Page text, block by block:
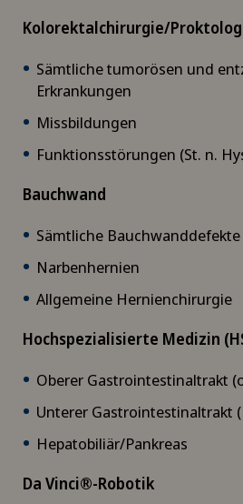
Kolorektalchirurgie/
Sämtliche tumorösen und
Erkrankungen
Missbildungen
Funktionsstörungen (St. n.
Bauchwand
Sämtliche Bauchwanddefekte
Narbenhernien
Allgemeine Hernienchirurgie
Hochspezialisierte Medizin
Oberer Gastrointestinaltrakt
Unterer Gastrointestinaltrakt
Hepatobiliär/Pankreas
Da Vinci®-Robotik